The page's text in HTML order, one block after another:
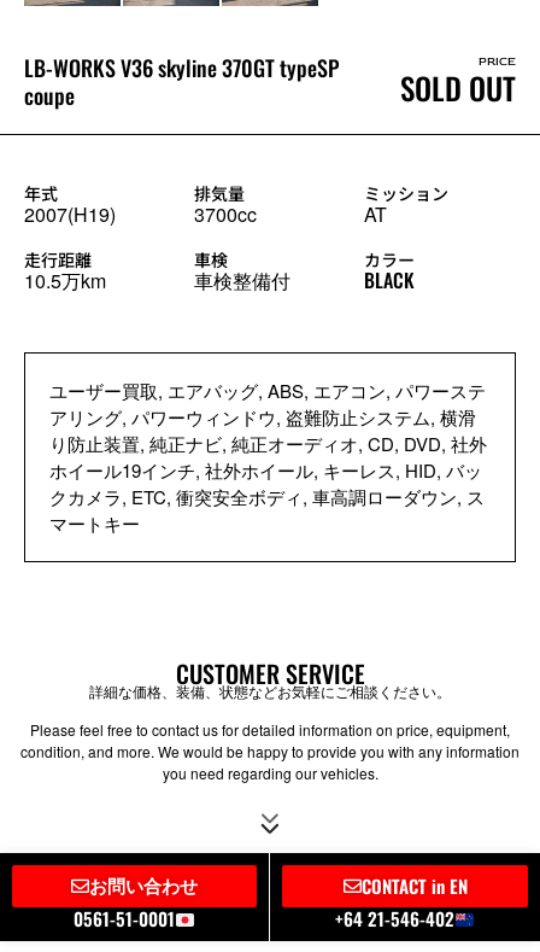
LB-WORKS V36 skyline 370GT typeSP
coupe
PRICE
SOLD OUT
年式
2007(H19)
排気量
3700cc
ミッション
AT
走行距離
10.5万km
車検
車検整備付
カラー
BLACK
ユーザー買取, エアバッグ, ABS, エアコン, パワーステ
アリング, パワーウィンドウ, 盗難防止システム, 横滑
り防止装置, 純正ナビ, 純正オーディオ, CD, DVD, 社外
ホイール19インチ, 社外ホイール, キーレス, HID, バッ
クカメラ, ETC, 衝突安全ボディ, 車高調ローダウン, ス
マートキー
CUSTOMER SERVICE
詳細な価格、装備、状態などお気軽にご相談ください。
Please feel free to contact us for detailed information on price, equipment,
condition, and more. We would be happy to provide you with any information
you need regarding our vehicles.
お問い合わせ
0561-51-0001
CONTACT in EN
+64 21-546-402